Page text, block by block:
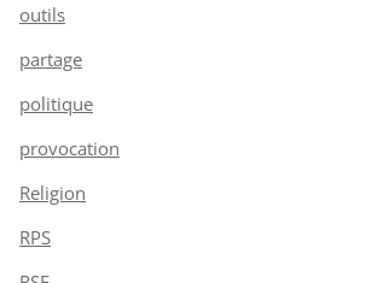
outils
partage
politique
provocation
Religion
RPS